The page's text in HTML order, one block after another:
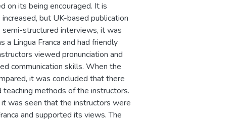
on its being encouraged. It is
but UK-based publication
structured interviews, it was
Lingua Franca and had friendly
viewed pronunciation and
communication skills. When the
it was concluded that there
methods of the instructors.
was seen that the instructors were
and supported its views. The